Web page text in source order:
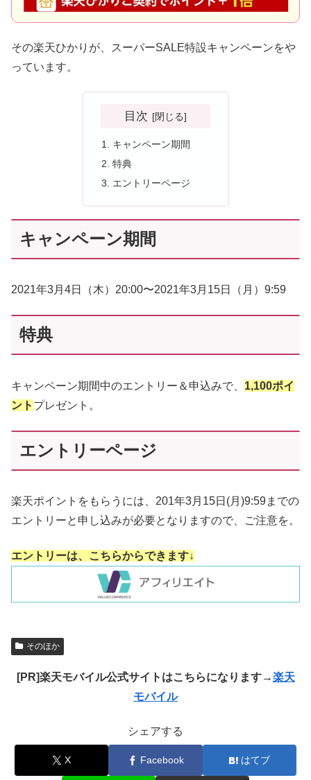
その楽天ひかりが、スーパーSALE特設キャンペーンをや
っています。
目次
キャンペーン期間
特典
エントリーページ
キャンペーン期間
2021年3月4日（木）20:00〜2021年3月15日（月）9:59
特典
キャンペーン期間中のエントリー＆申込みで、 1,100ポイ
ント プレゼント。
エントリーページ
楽天ポイントをもらうには、201年3月15日(月)9:59までの
エントリーと申し込みが必要となりますので、ご注意を。
エントリーは、こちらからできます↓
そのほか
[PR]楽天モバイル公式サイトはこちらになります→楽天
モバイル
シェアする
X Facebook はてブ